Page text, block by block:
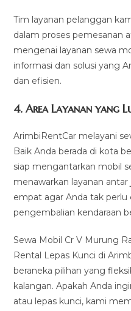
Tim layanan pelanggan
dalam proses pemesanan
mengenai layanan sewa
informasi dan solusi yang
dan efisien.
4.Area Layanan yang
ArimbiRentCar melayani
Baik Anda berada di kota
siap mengantarkan mobil
menawarkan layanan
empat agar Anda tak
pengembalian kendaraan
Sewa Mobil Cr V Murung
Rental Lepas Kunci di
beraneka pilihan yang
kalangan. Apakah Anda
atau lepas kunci, kami